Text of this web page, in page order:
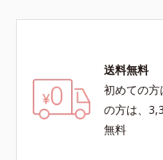
送料無料
初めての
の方は、
無料